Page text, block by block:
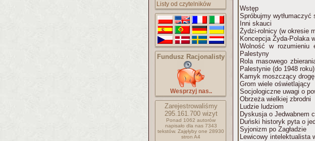
Listy od czytelników
Fundusz Racjonalisty
Wesprzyj nas..
Zarejestrowaliśmy
295.161.700wizyt
Ponad 1062 autorów
napisało dla nas 7343
tekstów. Zajęłyby one 28930
stron A4
Wstęp
Spróbujmy wytłumaczyć
Inni skauci
Żydzi-rolnicy (w okresie
Koncepcja Żyda-Polaka
Wolność w rozumieniu
Palestyny
Rola masowego
Palestynie (do 1948 roku)
Kamyk moszczący drogę
Grom wiele oświetlający
Socjologiczne uwagi o
Obrzeża wielkiej zbrodni
Ludzie ludziom
Dyskusja o Jedwabnem
Duński historyk pyta o
Syjonizm po Zagładzie
Lewicowy intelektualista